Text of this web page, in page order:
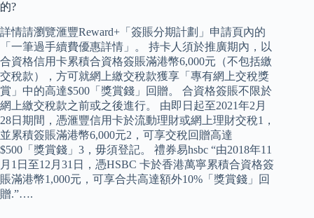
的?
詳情請瀏覽滙豐Reward+「簽賬分期計劃」申請頁內的
「一筆過手續費優惠詳情」。 持卡人須於推廣期內，以
合資格信用卡累積合資格簽賬滿港幣6,000元（不包括繳
交稅款），方可就網上繳交稅款獲享「專有網上交稅獎
賞」中的高達$500「獎賞錢」回贈。 合資格簽賬不限於
網上繳交稅款之前或之後進行。 由即日起至2021年2月
28日期間，憑滙豐信用卡於流動理財或網上理財交稅1，
並累積簽賬滿港幣6,000元2，可享交稅回贈高達
$500「獎賞錢」3，毋須登記。 禮券易hsbc “由2018年11
月1日至12月31日，憑HSBC 卡於香港萬寧累積合資格簽
賬滿港幣1,000元，可享合共高達額外10%「獎賞錢」回
贈.”….